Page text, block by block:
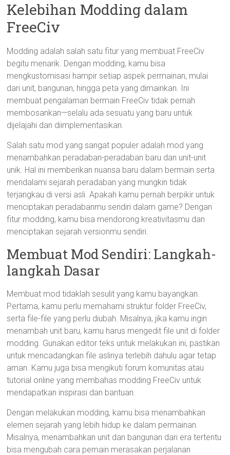
Kelebihan Modding dalam
FreeCiv
Modding adalah salah satu fitur yang membuat FreeCiv
begitu menarik. Dengan modding, kamu bisa
mengkustomisasi hampir setiap aspek permainan, mulai
dari unit, bangunan, hingga peta yang dimainkan. Ini
membuat pengalaman bermain FreeCiv tidak pernah
membosankan—selalu ada sesuatu yang baru untuk
dijelajahi dan diimplementasikan.
Salah satu mod yang sangat populer adalah mod yang
menambahkan peradaban-peradaban baru dan unit-unit
unik. Hal ini memberikan nuansa baru dalam bermain serta
mendalami sejarah peradaban yang mungkin tidak
terjangkau di versi asli. Apakah kamu pernah berpikir untuk
menciptakan peradabanmu sendiri dalam game? Dengan
fitur modding, kamu bisa mendorong kreativitasmu dan
menciptakan sejarah versionmu sendiri.
Membuat Mod Sendiri: Langkah-
langkah Dasar
Membuat mod tidaklah sesulit yang kamu bayangkan.
Pertama, kamu perlu memahami struktur folder FreeCiv,
serta file-file yang perlu diubah. Misalnya, jika kamu ingin
menambah unit baru, kamu harus mengedit file unit di folder
modding. Gunakan editor teks untuk melakukan ini, pastikan
untuk mencadangkan file aslinya terlebih dahulu agar tetap
aman. Kamu juga bisa mengikuti forum komunitas atau
tutorial online yang membahas modding FreeCiv untuk
mendapatkan inspirasi dan bantuan.
Dengan melakukan modding, kamu bisa menambahkan
elemen sejarah yang lebih hidup ke dalam permainan.
Misalnya, menambahkan unit dan bangunan dari era tertentu
bisa mengubah cara pemain merasakan perjalanan